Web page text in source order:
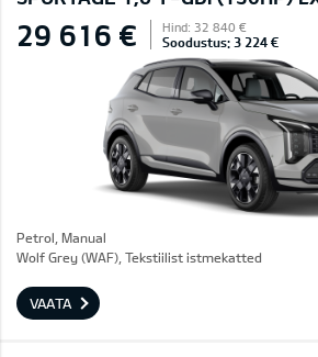
29 616 € Hind: 32 840 €
Soodustus: 3 224 €
Petrol, Manual
Wolf Grey (WAF), Tekstiilist istmekatted
VAATA